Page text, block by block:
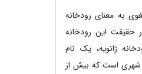
به معنای رودخانه
حقیقت این رودخانه
ژانویه، یک نام
شهری است که بیش از